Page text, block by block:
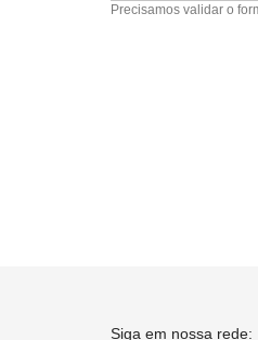
Precisamos validar o
Siga em nossa rede: